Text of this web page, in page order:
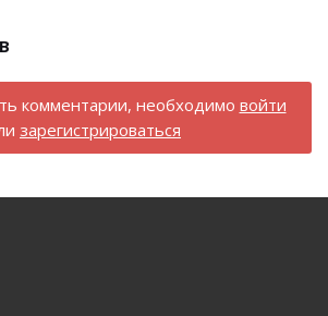
комментарии, необходимо войти
зарегистрироваться